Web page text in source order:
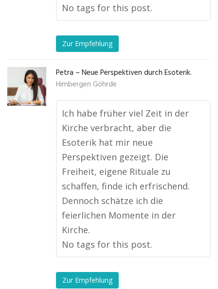
No tags for this post.
Zur Empfehlung
Petra – Neue Perspektiven durch Esoterik.
Himbergen Göhrde
Ich habe früher viel Zeit in der
Kirche verbracht, aber die
Esoterik hat mir neue
Perspektiven gezeigt. Die
Freiheit, eigene Rituale zu
schaffen, finde ich erfrischend.
Dennoch schätze ich die
feierlichen Momente in der
Kirche.
No tags for this post.
Zur Empfehlung